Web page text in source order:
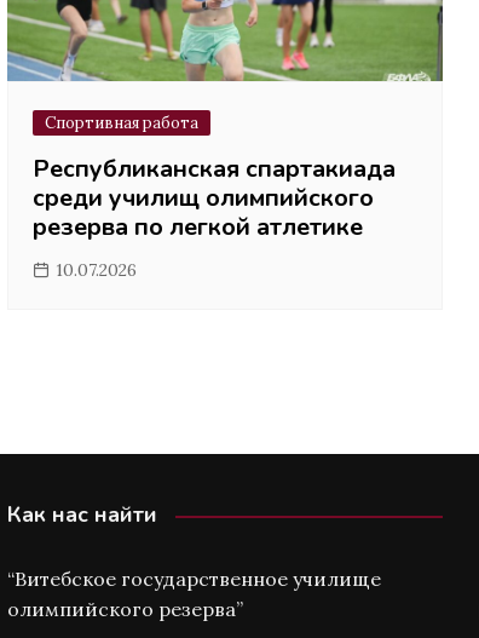
Спортивная работа
Республиканская спартакиада
среди училищ олимпийского
резерва по легкой атлетике
10.07.2026
Как нас найти
“Витебское государственное училище
олимпийского резерва”